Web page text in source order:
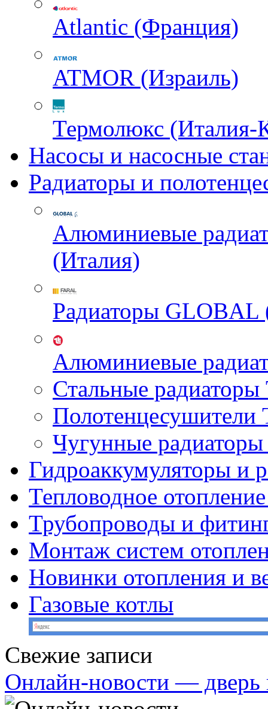
Atlantic (Франция)
ATMOR (Израиль)
Термолюкс (Италия-
Насосы и насосные
Радиаторы и
Алюминиевые
(Италия)
Радиаторы GLOBAL
Алюминиевые
Стальные
Чугунные
Гидроаккумуляторы и
Тепловодное
Трубопроводы и
Монтаж систем
Новинки отопления и
Газовые котлы
Свежие записи
Онлайн-новости —